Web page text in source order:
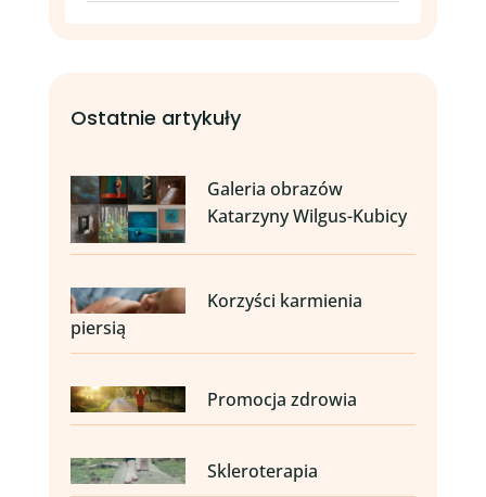
Ostatnie artykuły
Galeria obrazów
Katarzyny Wilgus-Kubicy
Korzyści karmienia
piersią
Promocja zdrowia
Skleroterapia